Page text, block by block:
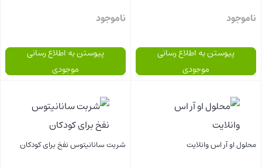
ناموجود
پیوستن به اطلاع رسانی
موجودی
ناموجود
پیوستن به اطلاع رسانی
موجودی
محلول او آر اس وانلایت شربت سانانیتوس نفخ برای کودکان